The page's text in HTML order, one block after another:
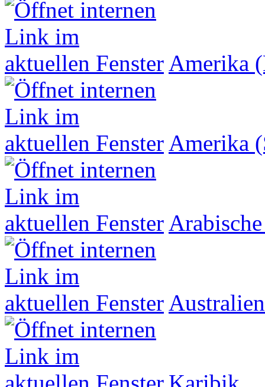
Amerika
Amerika
Australien